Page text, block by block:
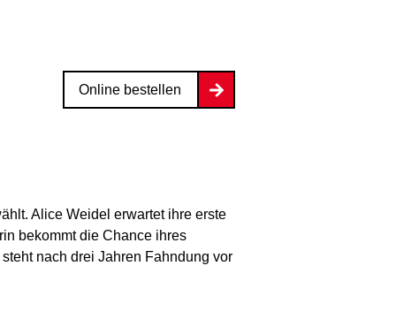
Online bestellen
Alice Weidel erwartet ihre erste
bekommt die Chance ihres
nach drei Jahren Fahndung vor